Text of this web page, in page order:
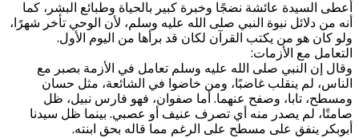
أعطى السيدة عائشة نضجًا وخبرة كبير بالحياة وطبائع البشر، كما
أنه من دلائل نبوة النبي صلى الله عليه وسلم، لأن الوحي تأخر شهرًا،
ولو كان هو من يكتب القرآن لكان قد برأها من اليوم الأول.
التعامل مع الأزمات:
وقال إن النبي صلى الله عليه وسلم تعامل في الأزمة بصبر مع
الناس، لم ينقلب غاضبًا، ومن خاضوا في الشائعة، مثل حسان
ومسطح، تابا، وصفح عنهما. أما صفوان، فهو فارس نبيل، ظل
صامتًا، لم يصدر منه أي تصرف عنيف أو عصبي. بينما ظل سيدنا
أبوبكر ينفق على مسطح على الرغم مما قاله بحق ابنته.